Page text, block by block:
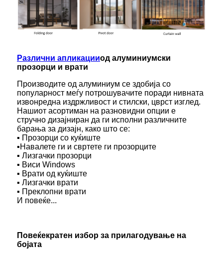
Различни апликацииод алуминиумски
прозорци и врати
Производите од алуминиум се здобија со
популарност меѓу потрошувачите поради нивната
извонредна издржливост и стилски, цврст изглед.
Нашиот асортиман на разновидни опции е
стручно дизајниран да ги исполни различните
барања за дизајн, како што се:
▪ Прозорци со куќиште
▪Навалете ги и свртете ги прозорците
▪ Лизгачки прозорци
▪ Виси Windows
▪ Врати од куќиште
▪ Лизгачки врати
▪ Преклопни врати
И повеќе...
Повеќекратен избор за прилагодување на
бојата